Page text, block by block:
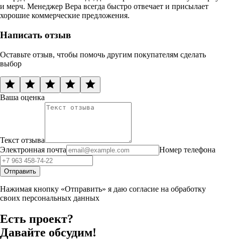
и мерч. Менеджер Вера всегда быстро отвечает и присылает
хорошие коммерческие предложения.
Написать отзыв
Оставьте отзыв, чтобы помочь другим покупателям сделать
выбор
Ваша оценка
Текст отзыва
Электронная почта
Номер телефона
Отправить
Нажимая кнопку «Отправить» я даю согласие на обработку
своих персональных данных
Есть проект?
Давайте обсудим!